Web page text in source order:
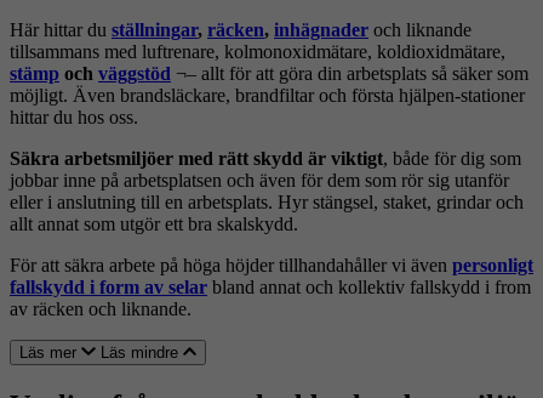
Här hittar du ställningar, räcken, inhägnader och liknande
tillsammans med luftrenare, kolmonoxidmätare, koldioxidmätare,
stämp och väggstöd ¬– allt för att göra din arbetsplats så säker som
möjligt. Även brandsläckare, brandfiltar och första hjälpen-stationer
hittar du hos oss.
Säkra arbetsmiljöer med rätt skydd är viktigt, både för dig som
jobbar inne på arbetsplatsen och även för dem som rör sig utanför
eller i anslutning till en arbetsplats. Hyr stängsel, staket, grindar och
allt annat som utgör ett bra skalskydd.
För att säkra arbete på höga höjder tillhandahåller vi även personligt
fallskydd i form av selar bland annat och kollektiv fallskydd i from
av räcken och liknande.
Läs mer Läs mindre